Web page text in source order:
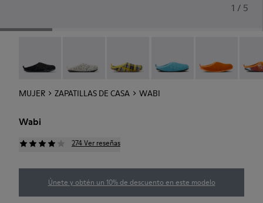
1 / 5
MUJER ZAPATILLAS DE CASA WABI
Wabi
274 Ver reseñas
Únete y obtén un 10% de descuento en este modelo